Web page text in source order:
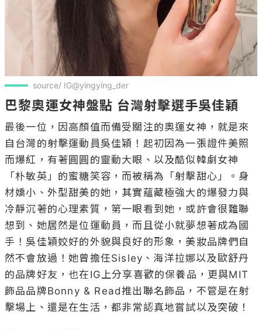
source/ IG@yingying_der
巴黎奧運女神盤點 台灣射擊選手吳佳穎
最後一位，因高顏值而備受關注的奧運女神，就是來
自台灣的射擊運動員吳佳穎！起初因為一張證件美照
而爆紅，有著圓圓的靈動大眼、以及酷似韓劇女神
「朴敏英」的蜜糖笑容，而被稱為「射擊甜心」。身
材嬌小、外型甜美的她，其實蘊藏極強大的爆發力與
冷靜沉著的心理素質，第一眼看到她，或許會很難聯
想到、她居然是位運動員，而且從小就夢想著成為國
手！吳佳穎姣好的外貌與良好的形象，美妝品牌們自
然不會放過！她曾擔任Sisley、海洋拉娜以及歐舒丹
的品牌好友，也在IG上分享喜歡的保養品，更與MIT
飾品品牌Bonny & Read推出聯名飾品，不管是在射
擊場上、還是在生活，都非常認真地嘗試以及突破！